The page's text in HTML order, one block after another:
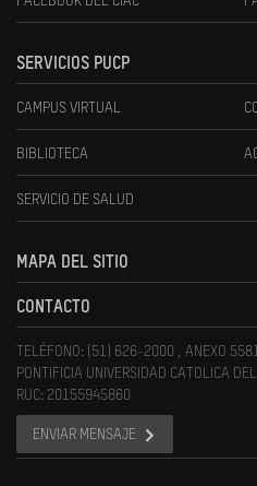
SERVICIOS PUCP
CAMPUS VIRTUAL
BIBLIOTECA
SERVICIO DE SALUD
MAPA DEL SITIO
CONTACTO
TELÉFONO: (51) 626-2000 , ANEXO
PONTIFICIA UNIVERSIDAD CATOLICA
RUC: 20155945860
ENVIAR MENSAJE